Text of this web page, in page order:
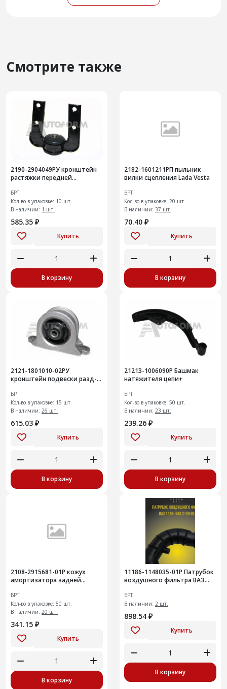
Смотрите также
2190-2904049РУ кронштейн
растяжки передней
БРТ
Кол-во в упаковке: 10 шт.
В наличии: 1 шт.
585.35 ₽
Купить
В корзину
2182-1601211РП пыльник
вилки сцепления Lada Vesta
БРТ
Кол-во в упаковке: 20 шт.
В наличии: 37 шт.
70.40 ₽
Купить
В корзину
2121-1801010-02РУ
кронштейн подвески разд-
ой коробки в сборе 15шт
БРТ
Кол-во в упаковке: 15 шт.
В наличии: 26 шт.
615.03 ₽
Купить
В корзину
21213-1006090Р Башмак
натяжителя цепи+
БРТ
Кол-во в упаковке: 50 шт.
В наличии: 23 шт.
239.26 ₽
Купить
В корзину
2108-2915681-01Р кожух
амортизатора задней
БРТ
Кол-во в упаковке: 50 шт.
В наличии: 20 шт.
341.15 ₽
Купить
В корзину
11186-1148035-01Р Патрубок
воздушного фильтра ВАЗ
(хобот), Lada (ВАЗ) 1117, 11
БРТ
В наличии: 2 шт.
898.54 ₽
Купить
В корзину